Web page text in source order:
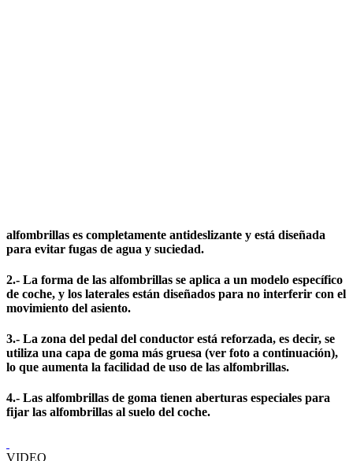
alfombrillas es completamente antideslizante y está diseñada
para evitar fugas de agua y suciedad.
2.- La forma de las alfombrillas se aplica a un modelo específico
de coche, y los laterales están diseñados para no interferir con el
movimiento del asiento.
3.- La zona del pedal del conductor está reforzada, es decir, se
utiliza una capa de goma más gruesa (ver foto a continuación),
lo que aumenta la facilidad de uso de las alfombrillas.
4.- Las alfombrillas de goma tienen aberturas especiales para
fijar las alfombrillas al suelo del coche.
VIDEO